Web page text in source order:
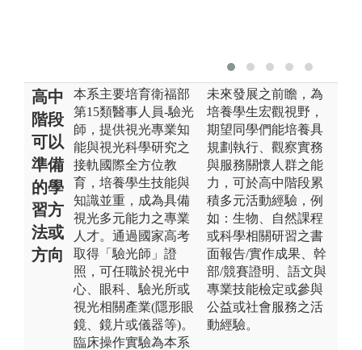
高中
階段
可以
準備
的學
習方
法或
方向
本系主要培育衛福部
第15類醫事人員-驗光
師，提供視光專業知
能與視光科學研究之
接軌國際全方位教
育，培養學生技能與
知識並重，成為具備
視光多元能力之專業
人才。通過國家高考
取得「驗光師」證
照，可任職於視光中
心、眼科、驗光所或
視光相關產業(隱形眼
鏡、鏡片或儀器等)。
臨床操作實驗為本系
未來發展之前瞻，為
培養學生宏觀視野，
期望同學們能培養具
規劃執行、觀察實務
與服務關懷人群之能
力，可於高中階段累
積多元活動經驗，例
如：生物、自然課程
或科學相關研習之書
面報告/實作成果、幹
部/競賽證明、語文與
專業技能檢定或參與
公益或社會服務之活
動經驗。